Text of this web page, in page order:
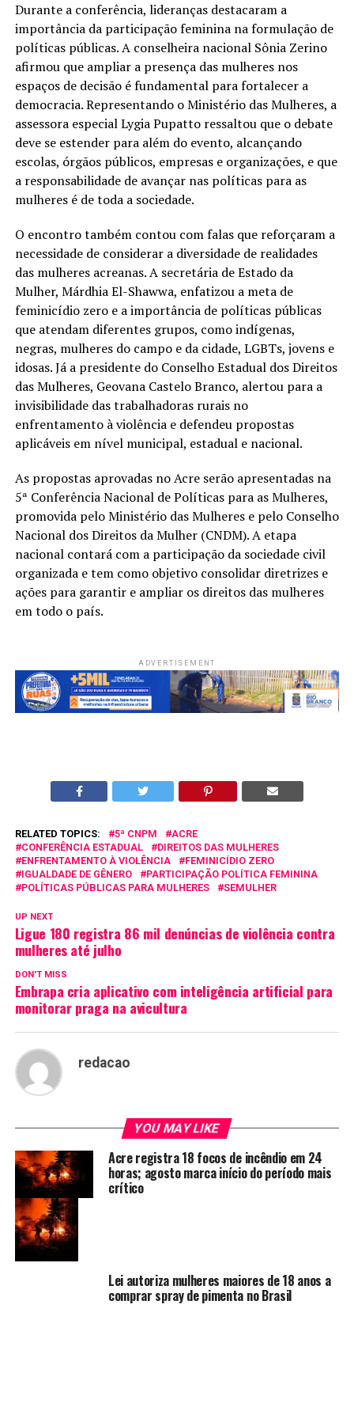
Durante a conferência, lideranças destacaram a
importância da participação feminina na formulação de
políticas públicas. A conselheira nacional Sônia Zerino
afirmou que ampliar a presença das mulheres nos
espaços de decisão é fundamental para fortalecer a
democracia. Representando o Ministério das Mulheres, a
assessora especial Lygia Pupatto ressaltou que o debate
deve se estender para além do evento, alcançando
escolas, órgãos públicos, empresas e organizações, e que
a responsabilidade de avançar nas políticas para as
mulheres é de toda a sociedade.
O encontro também contou com falas que reforçaram a
necessidade de considerar a diversidade de realidades
das mulheres acreanas. A secretária de Estado da
Mulher, Márdhia El-Shawwa, enfatizou a meta de
feminicídio zero e a importância de políticas públicas
que atendam diferentes grupos, como indígenas,
negras, mulheres do campo e da cidade, LGBTs, jovens e
idosas. Já a presidente do Conselho Estadual dos Direitos
das Mulheres, Geovana Castelo Branco, alertou para a
invisibilidade das trabalhadoras rurais no
enfrentamento à violência e defendeu propostas
aplicáveis em nível municipal, estadual e nacional.
As propostas aprovadas no Acre serão apresentadas na
5ª Conferência Nacional de Políticas para as Mulheres,
promovida pelo Ministério das Mulheres e pelo Conselho
Nacional dos Direitos da Mulher (CNDM). A etapa
nacional contará com a participação da sociedade civil
organizada e tem como objetivo consolidar diretrizes e
ações para garantir e ampliar os direitos das mulheres
em todo o país.
ADVERTISEMENT
RELATED TOPICS: 5ª CNPM
ACRE
CONFERÊNCIA ESTADUAL
DIREITOS DAS MULHERES
ENFRENTAMENTO À VIOLÊNCIA
FEMINICÍDIO ZERO
IGUALDADE DE GÊNERO
PARTICIPAÇÃO POLÍTICA FEMININA
POLÍTICAS PÚBLICAS PARA MULHERES
SEMULHER
UP NEXT
Ligue 180 registra 86 mil denúncias de violência contra
mulheres até julho
DON'T MISS
Embrapa cria aplicativo com inteligência artificial para
monitorar praga na avicultura
redacao
YOU MAY LIKE
Acre registra 18 focos de incêndio em 24
horas; agosto marca início do período mais
crítico
Lei autoriza mulheres maiores de 18 anos a
comprar spray de pimenta no Brasil